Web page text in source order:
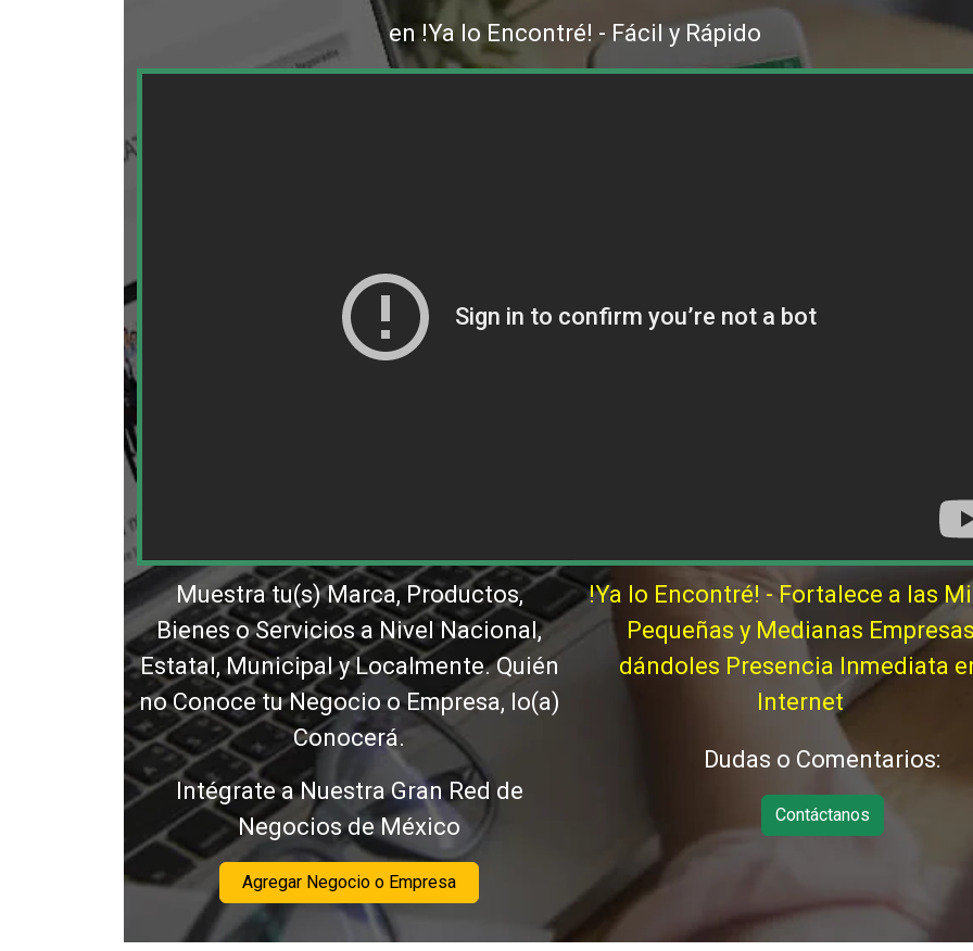
en !Ya lo Encontré! - Fácil y Rápido
Muestra tu(s) Marca, Productos,
Bienes o Servicios a Nivel Nacional,
Estatal, Municipal y Localmente. Quién
no Conoce tu Negocio o Empresa, lo(a)
Conocerá.
Intégrate a Nuestra Gran Red de
Negocios de México
Agregar Negocio o Empresa
!Ya lo Encontré! - Fortalece a las
Pequeñas y Medianas
dándoles Presencia Inmediata
Internet
Dudas o Comentarios:
Contáctanos